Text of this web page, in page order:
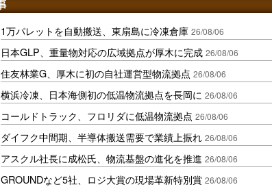
1万パレットを自動搬送、東扇島に冷凍倉庫 26/08/06
日本GLP、重量物対応の広域拠点が厚木に完成 26/08/06
住友林業G、厚木に初の自社運営型物流拠点 26/08/06
横浜冷凍、日本海側初の低温物流拠点を長岡に 26/08/06
コールドトラック、フロリダに低温物流拠点 26/08/06
ダイフク中間期、半導体搬送需要で業績上振れ 26/08/06
アスクル社長に成松氏、物流基盤の進化を推進 26/08/06
GROUNDなど5社、ロジ大賞の現場革新特別賞 26/08/06